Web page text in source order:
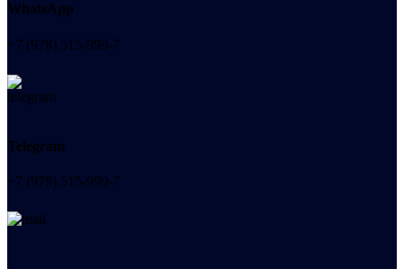
WhatsApp
+7 (978) 515-999-7
Telegram
+7 (978) 515-999-7